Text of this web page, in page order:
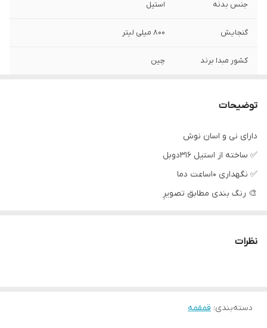
جنس بدنه استیل
گنجایش 800 میلی لیتر
کشور مبدا برند چین
توضیحات
دارای نی و اسان نوش
✅ ساخته از استیل 316دوبل
✅ نگهداری 10ساعت دما
🎨 رنگ بندی مطابق تصویرِ
نظرات
دسته‌بندی: قمقمه